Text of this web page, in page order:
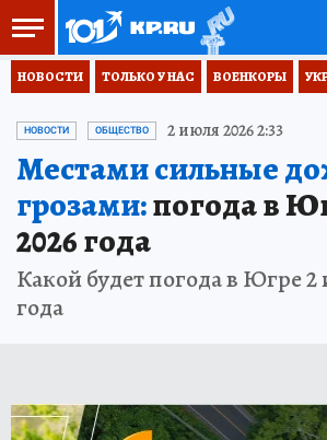
НОВОСТИ ТОЛЬКО У НАС ВОЕНКОРЫ
НОВОСТИ ОБЩЕСТВО 2 июля 2026 2:33
Местами сильные
грозами:погода в
2026 года
Какой будет погода в Югре 2
года